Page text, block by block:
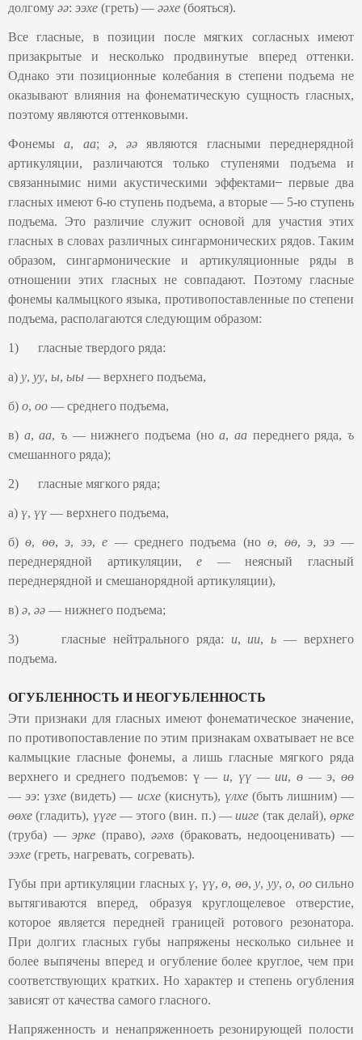
долгому әә: ээхе (греть) — әәхе (бояться).
Все гласные, в позиции после мягких согласных имеют
призакрытые и несколько продвинутые вперед оттенки.
Однако эти позиционные колебания в степени подъема не
оказывают влияния на фонематическую сущность гласных,
поэтому являются оттенковыми.
Фонемыа, аа; ә,әәявляются гласными переднерядной
артикуляции, различаются только ступенями подъема и
связаннымис ними акустическими эффектами ̶ первые два
гласных имеют 6-ю ступень подъема, а вторые — 5-ю ступень
подъема. Это различие служит основой для участия этих
гласных в словах различных сингармонических рядов. Таким
образом, сингармонические и артикуляционные ряды в
отношении этих гласных не совпадают. Поэтому гласные
фонемы калмыцкого языка, противопоставленные по степени
подъема, располагаются следующим образом:
1) гласные твердого ряда:
а) у, уу, ы, ыы — верхнего подъема,
б) о, оо — среднего подъема,
в) а,аа,ъ — нижнего подъема (ноа,аа переднего ряда,ъ
смешанного ряда);
2) гласные мягкого ряда;
а) ү, үү— верхнего подъема,
б)ө, өө,э, ээ,е — среднего подъема (ноө, өө,э, ээ—
переднерядной артикуляции,е — неясный гласный
переднерядной и смешанорядной артикуляции),
в) ә, әә — нижнего подъема;
3) гласные нейтрального ряда: и,ии,ь — верхнего
подъема.
ОГУБЛЕННОСТЬ И НЕОГУБЛЕННОСТЬ
Эти признаки для гласных имеют фонематическое значение,
по противопоставление по этим признакам охватывает не все
калмыцкие гласные фонемы, а лишь гласные мягкого ряда
верхнего и среднего подъемов: ү —и, үү —ии, ө—э,өө
—ээ:үзхе(видеть) — исхе (киснуть), үлхе (быть лишним) —
өөхе(гладить), үүге — этого (вин. п.) —ииге (так делай),өрке
(труба) —эрке (право),әәхв (браковать, недооценивать) —
ээхе (греть, нагревать, согревать).
Губы при артикуляции гласных ү, үү, ө, өө, у, уу, о, оо сильно
вытягиваются вперед, образуя круглощелевое отверстие,
которое является передней границей ротового резонатора.
При долгих гласных губы напряжены несколько сильнее и
более выпячены вперед и огубление более круглое, чем при
соответствующих кратких. Но характер и степень огубления
зависят от качества самого гласного.
Напряженность и ненапряженноеть резонирующей полости